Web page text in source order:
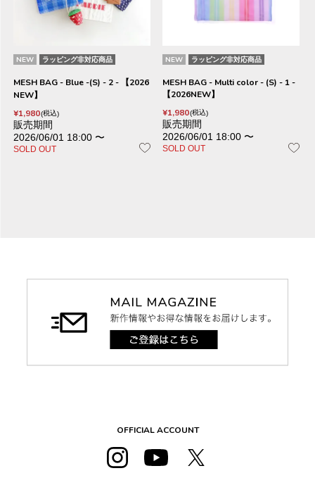
NEW ラッピング非対応商品
MESH BAG - Blue -(S) - 2 - 【2026
NEW】
¥1,980 税込
販売期間
2026/06/01 18:00 〜
SOLD OUT
NEW ラッピング非対応商品
MESH BAG - Multi color - (S) - 1 -
【2026NEW】
¥1,980 税込
販売期間
2026/06/01 18:00 〜
SOLD OUT
OFFICIAL ACCOUNT